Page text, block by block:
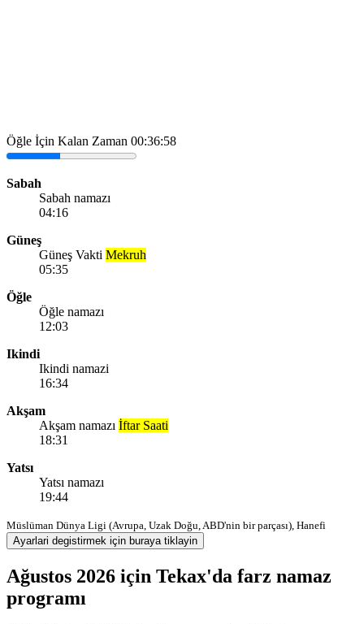
Öğle İçin Kalan Zaman 00:36:58
Sabah
Sabah namazı
04:16
Güneş
Güneş Vakti Mekruh
05:35
Öğle
Öğle namazı
12:03
Ikindi
Ikindi namazi
16:34
Akşam
Akşam namazı İftar Saati
18:31
Yatsı
Yatsı namazı
19:44
Müslüman Dünya Ligi (Avrupa, Uzak Doğu, ABD'nin bir parçası), Hanefi
Ayarlari degistirmek için buraya tiklayin
Ağustos 2026 için Tekax'da farz namaz
programı